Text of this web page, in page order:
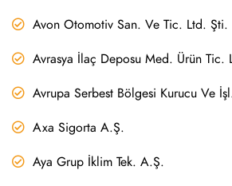
Avon Otomotiv San. Ve Tic. Ltd. Şti.
Avrasya İlaç Deposu Med. Ürün Tic.
Avrupa Serbest Bölgesi Kurucu Ve
Axa Sigorta A.Ş.
Aya Grup İklim Tek. A.Ş.